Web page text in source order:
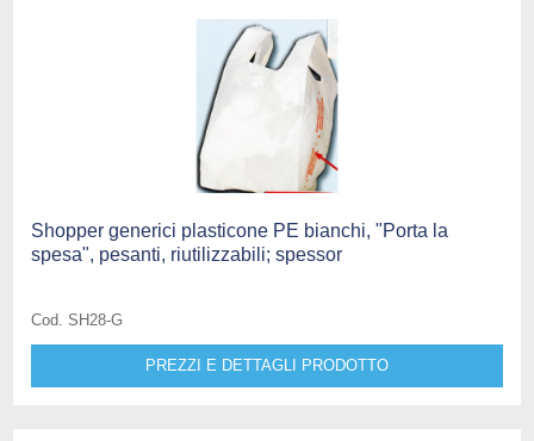
Shopper generici plasticone PE bianchi, "Porta la
spesa", pesanti, riutilizzabili; spessor
Cod. SH28-G
PREZZI E DETTAGLI PRODOTTO